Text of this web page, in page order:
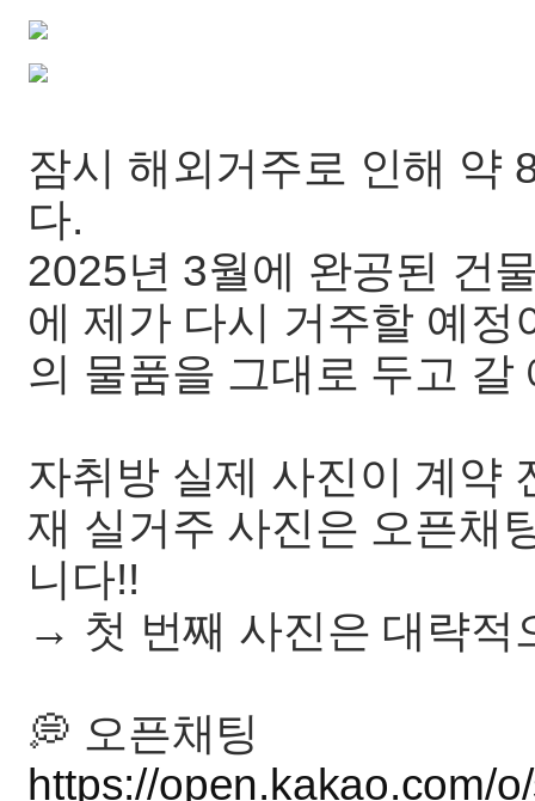
잠시 해외거주로 인해 약
다.
2025년 3월에 완공된 건
에 제가 다시 거주할 예
의 물품을 그대로 두고 갈
자취방 실제 사진이 계약
재 실거주 사진은 오픈채
니다!!
→ 첫 번째 사진은 대략적
💭 오픈채팅
https://open.kakao.com/